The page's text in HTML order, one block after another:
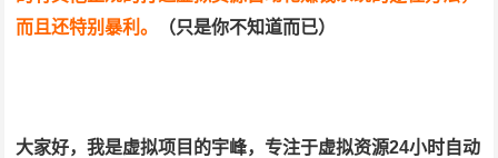
而且还特别暴利。
（只是你不知道而已）
大家好，我是虚拟项目的宇峰，专注于虚拟资源24小时自动